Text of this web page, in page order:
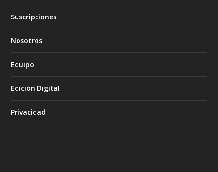
Suscripciones
Nosotros
Equipo
Edición Digital
Privacidad